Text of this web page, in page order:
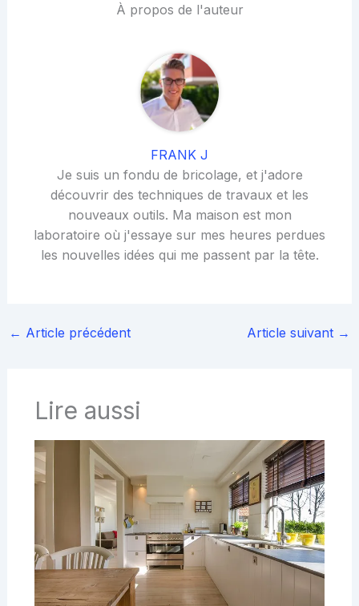
À propos de l'auteur
FRANK J
Je suis un fondu de bricolage, et j'adore
découvrir des techniques de travaux et les
nouveaux outils. Ma maison est mon
laboratoire où j'essaye sur mes heures perdues
les nouvelles idées qui me passent par la tête.
← Article précédent Article suivant →
Lire aussi